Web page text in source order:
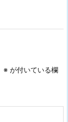
※ が付いている欄